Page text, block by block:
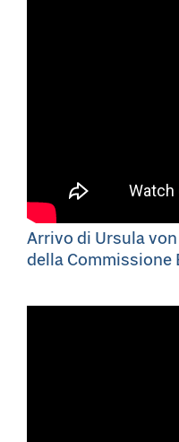
Arrivo di Ursula
della Commissione